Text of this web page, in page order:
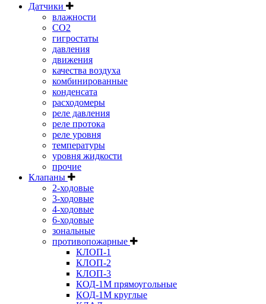
Датчики
влажности
CO2
гигростаты
давления
движения
качества воздуха
комбинированные
конденсата
расходомеры
реле давления
реле протока
реле уровня
температуры
уровня жидкости
прочие
Клапаны
2-ходовые
3-ходовые
4-ходовые
6-ходовые
зональные
противопожарные
КЛОП-1
КЛОП-2
КЛОП-3
КОД-1М прямоугольные
КОД-1М круглые